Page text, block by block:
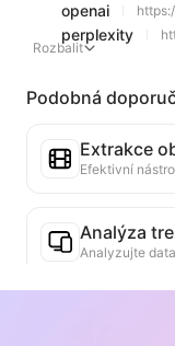
openai
perplexity
Rozbalit
Podobná
Extrakce
Analýza